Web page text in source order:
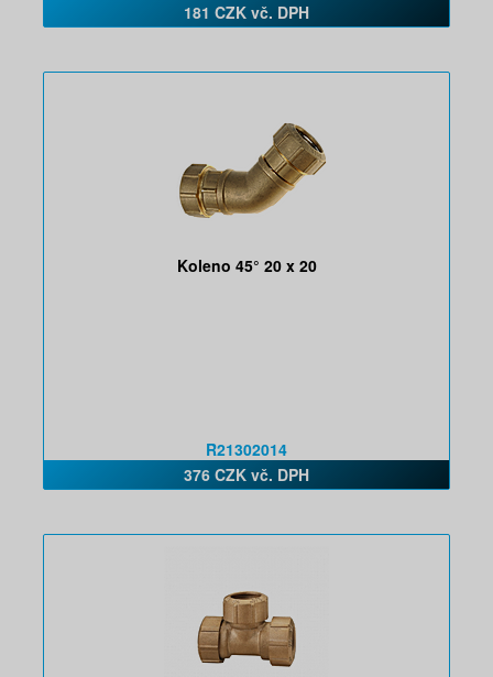
181 CZK vč. DPH
Koleno 45° 20 x 20
R21302014
376 CZK vč. DPH